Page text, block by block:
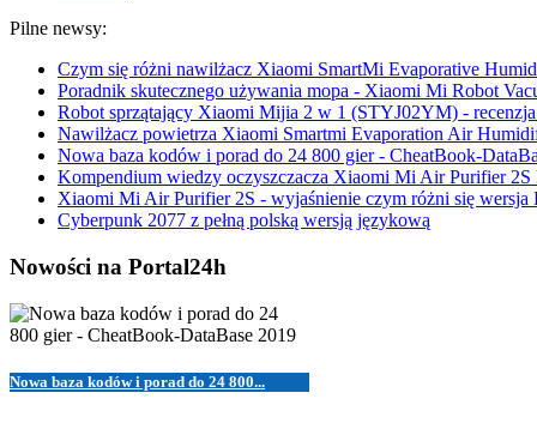
Pilne newsy:
Czym się różni nawilżacz Xiaomi SmartMi Evaporative
Poradnik skutecznego używania mopa - Xiaomi Mi Robot
Robot sprzątający Xiaomi Mijia 2 w 1 (STYJ02YM) -
Nawilżacz powietrza Xiaomi Smartmi Evaporation Air
Nowa baza kodów i porad do 24 800 gier - CheatBook-
Kompendium wiedzy oczyszczacza Xiaomi Mi Air Purifier
Xiaomi Mi Air Purifier 2S - wyjaśnienie czym różni się wersja
Cyberpunk 2077 z pełną polską wersją językową
Nowości na Portal24h
Nowa baza kodów i porad do 24 800...